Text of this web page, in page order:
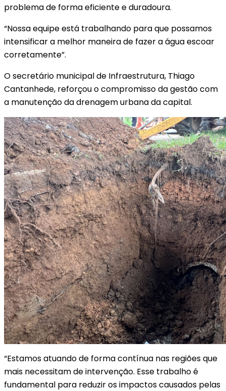
problema de forma eficiente e duradoura.
“Nossa equipe está trabalhando para que possamos
intensificar a melhor maneira de fazer a água escoar
corretamente”.
O secretário municipal de Infraestrutura, Thiago
Cantanhede, reforçou o compromisso da gestão com
a manutenção da drenagem urbana da capital.
“Estamos atuando de forma contínua nas regiões que
mais necessitam de intervenção. Esse trabalho é
fundamental para reduzir os impactos causados pelas